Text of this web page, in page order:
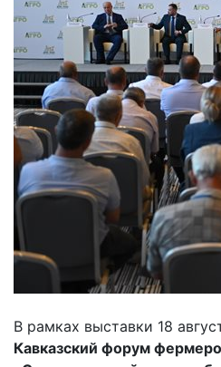
В рамках выставки 18
Кавказский форум